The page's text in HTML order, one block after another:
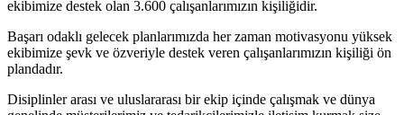
ekibimize destek olan 3.600 çalışanlarımızın kişiliğidir.
Başarı odaklı gelecek planlarımızda her zaman motivasyonu yüksek
ekibimize şevk ve özveriyle destek veren çalışanlarımızın kişiliği ön
plandadır.
Disiplinler arası ve uluslararası bir ekip içinde çalışmak ve dünya